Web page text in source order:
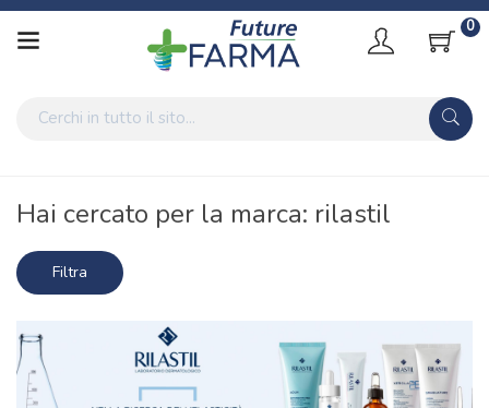
0
Home Marche parafarmaci rilastil
Hai cercato per la marca: rilastil
Filtra